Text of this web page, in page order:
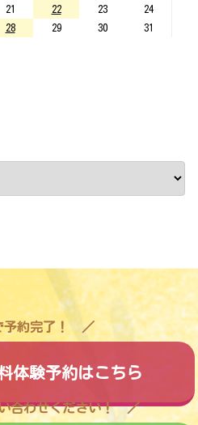
21 22 23
24
28 29 30 31
予約完了！
体験予約はこちら
合わせください！